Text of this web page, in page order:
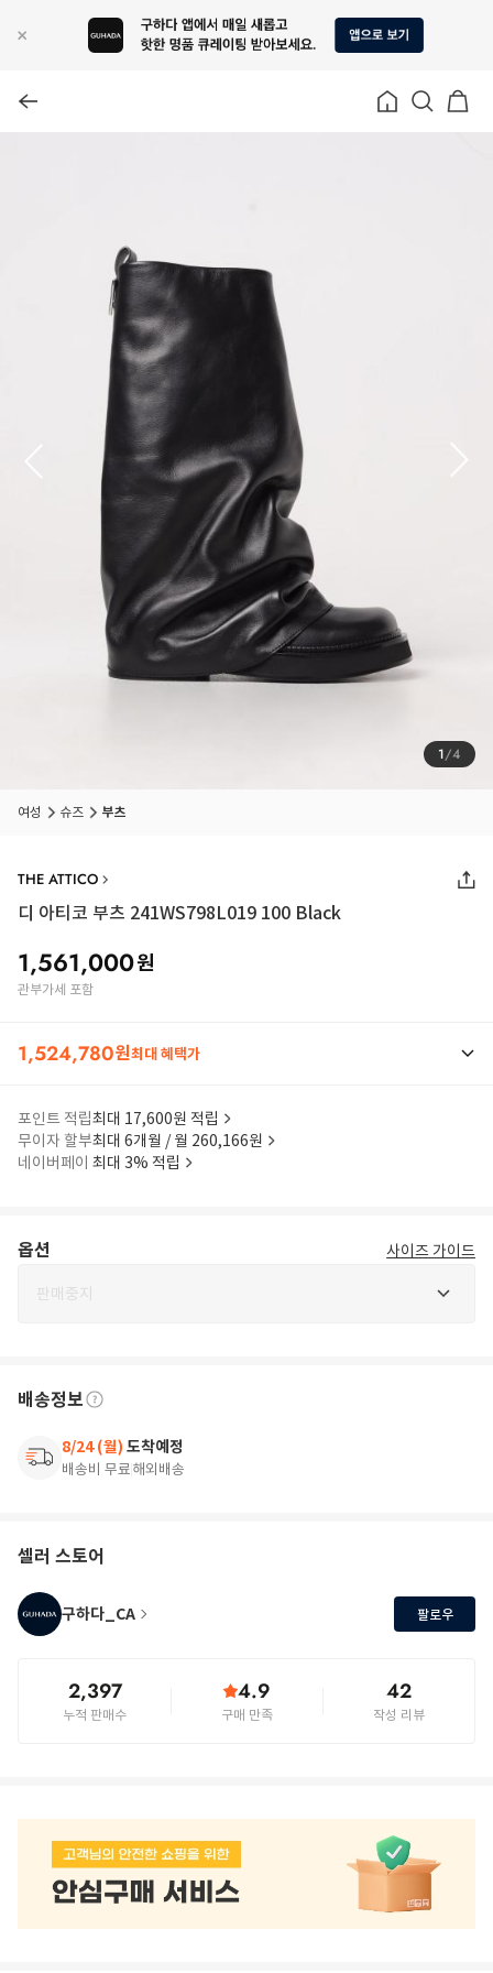
1/4
여성 슈즈 부츠
THE ATTICO
디 아티코 부츠 241WS798L019 100 Black
1,561,000원
관부가세 포함
1,524,780원최대 혜택가
포인트 적립최대 17,600원 적립
무이자 할부최대 6개월 / 월 260,166원
네이버페이 최대 3% 적립
옵션 사이즈 가이드
판매중지
배송정보
8/24 (월) 도착예정
배송비 무료해외배송
셀러 스토어
구하다_CA 팔로우
2,397
누적 판매수
4.9
구매 만족
42
작성 리뷰